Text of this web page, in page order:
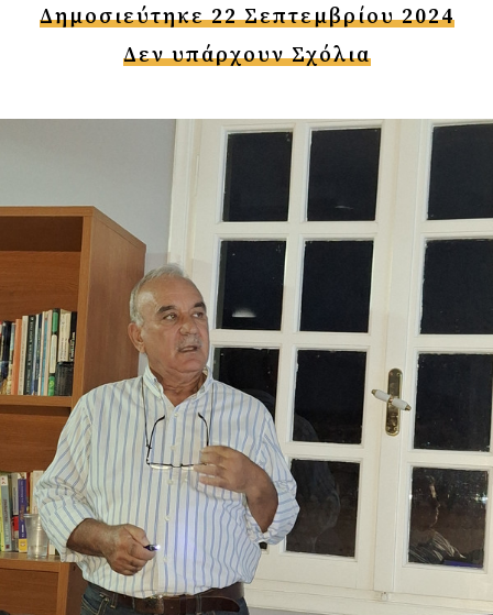
Δημοσιεύτηκε 22 Σεπτεμβρίου 2024
Δεν υπάρχουν Σχόλια